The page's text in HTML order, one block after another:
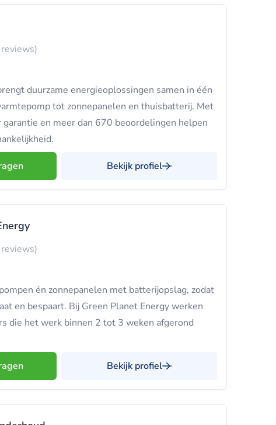
duurzame energieoplossingen samen in één
tot zonnepanelen en thuisbatterij. Met
en meer dan 670 beoordelingen helpen
Bekijk profiel
én zonnepanelen met batterijopslag, zodat
en bespaart. Bij Green Planet Energy werken
die het werk binnen 2 tot 3 weken afgerond
Bekijk profiel